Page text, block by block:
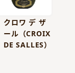
クロワ デ ザ
ール（CROIX
DE SALLES）